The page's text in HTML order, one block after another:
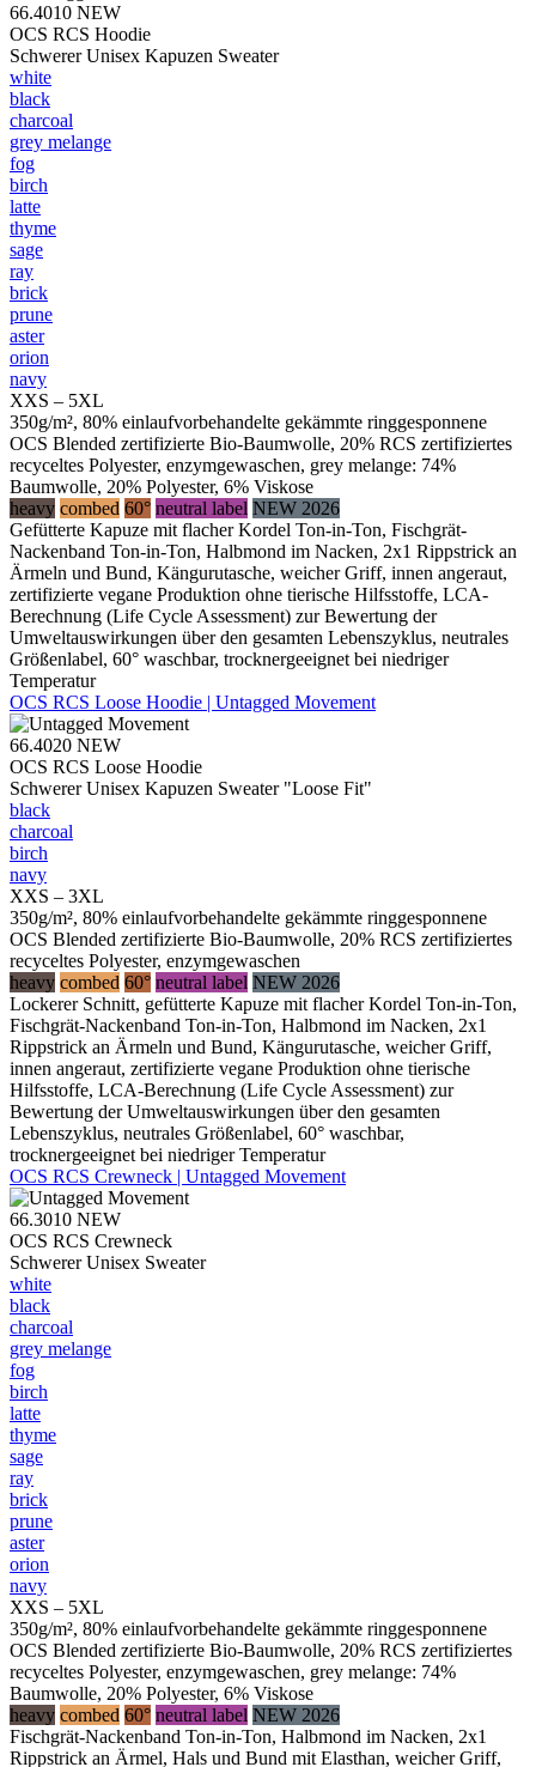
66.4010 NEW
OCS RCS Hoodie
Schwerer Unisex Kapuzen Sweater
white
black
charcoal
grey melange
fog
birch
latte
thyme
sage
ray
brick
prune
aster
orion
navy
XXS – 5XL
350g/m², 80% einlaufvorbehandelte gekämmte ringgesponnene
OCS Blended zertifizierte Bio-Baumwolle, 20% RCS zertifiziertes
recyceltes Polyester, enzymgewaschen, grey melange: 74%
Baumwolle, 20% Polyester, 6% Viskose
heavy combed 60° neutral label NEW 2026
Gefütterte Kapuze mit flacher Kordel Ton-in-Ton, Fischgrät-
Nackenband Ton-in-Ton, Halbmond im Nacken, 2x1 Rippstrick an
Ärmeln und Bund, Kängurutasche, weicher Griff, innen angeraut,
zertifizierte vegane Produktion ohne tierische Hilfsstoffe, LCA-
Berechnung (Life Cycle Assessment) zur Bewertung der
Umweltauswirkungen über den gesamten Lebenszyklus, neutrales
Größenlabel, 60° waschbar, trocknergeeignet bei niedriger
Temperatur
OCS RCS Loose Hoodie | Untagged Movement
66.4020 NEW
OCS RCS Loose Hoodie
Schwerer Unisex Kapuzen Sweater "Loose Fit"
black
charcoal
birch
navy
XXS – 3XL
350g/m², 80% einlaufvorbehandelte gekämmte ringgesponnene
OCS Blended zertifizierte Bio-Baumwolle, 20% RCS zertifiziertes
recyceltes Polyester, enzymgewaschen
heavy combed 60° neutral label NEW 2026
Lockerer Schnitt, gefütterte Kapuze mit flacher Kordel Ton-in-Ton,
Fischgrät-Nackenband Ton-in-Ton, Halbmond im Nacken, 2x1
Rippstrick an Ärmeln und Bund, Kängurutasche, weicher Griff,
innen angeraut, zertifizierte vegane Produktion ohne tierische
Hilfsstoffe, LCA-Berechnung (Life Cycle Assessment) zur
Bewertung der Umweltauswirkungen über den gesamten
Lebenszyklus, neutrales Größenlabel, 60° waschbar,
trocknergeeignet bei niedriger Temperatur
OCS RCS Crewneck | Untagged Movement
66.3010 NEW
OCS RCS Crewneck
Schwerer Unisex Sweater
white
black
charcoal
grey melange
fog
birch
latte
thyme
sage
ray
brick
prune
aster
orion
navy
XXS – 5XL
350g/m², 80% einlaufvorbehandelte gekämmte ringgesponnene
OCS Blended zertifizierte Bio-Baumwolle, 20% RCS zertifiziertes
recyceltes Polyester, enzymgewaschen, grey melange: 74%
Baumwolle, 20% Polyester, 6% Viskose
heavy combed 60° neutral label NEW 2026
Fischgrät-Nackenband Ton-in-Ton, Halbmond im Nacken, 2x1
Rippstrick an Ärmel, Hals und Bund mit Elasthan, weicher Griff,